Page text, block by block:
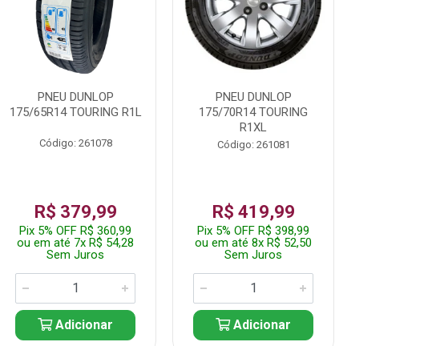
PNEU DUNLOP
175/65R14 TOURING R1L
Código: 261078
R$ 379,99
Pix 5% OFF R$ 360,99
ou em até 7x R$ 54,28
Sem Juros
Adicionar
PNEU DUNLOP
175/70R14 TOURING
R1XL
Código: 261081
R$ 419,99
Pix 5% OFF R$ 398,99
ou em até 8x R$ 52,50
Sem Juros
Adicionar